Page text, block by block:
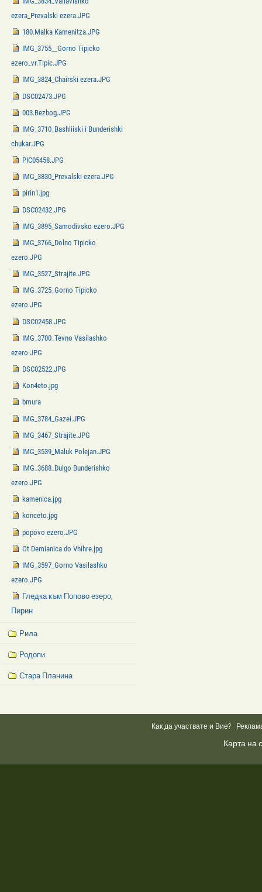
ezera_Prevalski ezera.JPG
180.Malka Kamenitza.JPG
IMG_3755__Gorno Tipicko
ezero_vr.Tipic.JPG
IMG_3824_Chairski ezera.JPG
DSC02473.JPG
003.Bezbog.JPG
IMG_3710_Bashliiski i Bunderishki
chukar.JPG
PIC05458.JPG
IMG_3830_Prevalski ezera.JPG
pirin1.jpg
DSC02432.JPG
IMG_3895_Samodivsko ezero.JPG
IMG_3766_Dolno Tipicko
ezero.JPG
IMG_3527_Strajite.JPG
IMG_3725_Gorno Tipicko
ezero.JPG
DSC02458.JPG
IMG_3700_Tevno Vasilashko
ezero.JPG
DSC02522.JPG
Kon4eto.jpg
bmura
IMG_3784_Gazei.JPG
IMG_3467_Strajite.JPG
IMG_3539_Maluk Polejan.JPG
IMG_3688_Dulgo Bunderishko
ezero.JPG
kamenica.jpg
konceto.jpg
popovo ezero.JPG
Ot Demianica do Vhihre.jpg
IMG_3597_Gorno Vasilashko
ezero.JPG
Гледка към Попово езеро,
Пирин
Рила
Родопи
Стара Планина
Как да участвате и Вие?
Карта на